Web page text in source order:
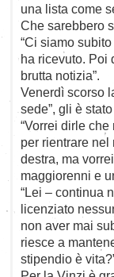
una lista come
Che sarebbero
“Ci siamo
ha ricevuto. Poi
brutta notizia”.
Venerdì scorso
sede”, gli è
“Vorrei dirle
per rientrare
destra, ma
maggiorenni e
“Lei – continua
licenziato
non aver mai
riesce a
stipendio è